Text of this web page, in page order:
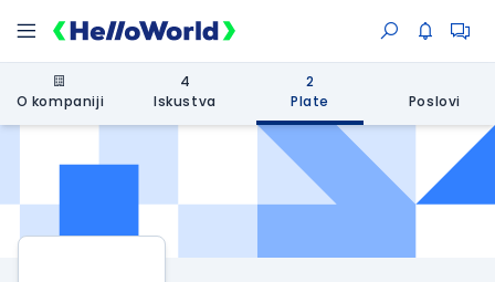
O kompaniji
4
Iskustva
2
Plate
Poslovi